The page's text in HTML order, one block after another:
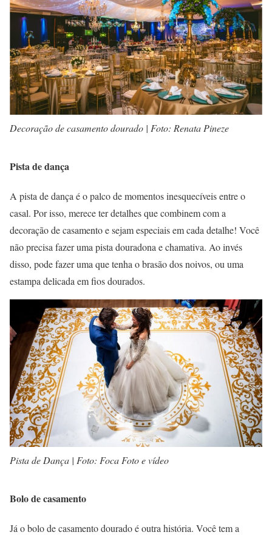
Decoração de casamento dourado | Foto: Renata Pineze
Pista de dança
A pista de dança é o palco de momentos inesquecíveis entre o
casal. Por isso, merece ter detalhes que combinem com a
decoração de casamento e sejam especiais em cada detalhe! Você
não precisa fazer uma pista douradona e chamativa. Ao invés
disso, pode fazer uma que tenha o brasão dos noivos, ou uma
estampa delicada em fios dourados.
Pista de Dança | Foto: Foca Foto e vídeo
Bolo de casamento
Já o bolo de casamento dourado é outra história. Você tem a